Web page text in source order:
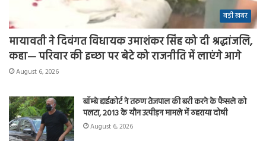
बड़ी खबर
मायावती ने दिवंगत विधायक उमाशंकर सिंह को दी श्रद्धांजलि,
कहा— परिवार की इच्छा पर बेटे को राजनीति में लाएंगे आगे
August 6, 2026
बॉम्बे हाईकोर्ट ने तरुण तेजपाल की बरी करने के फैसले को
पलटा, 2013 के यौन उत्पीड़न मामले में ठहराया दोषी
August 6, 2026